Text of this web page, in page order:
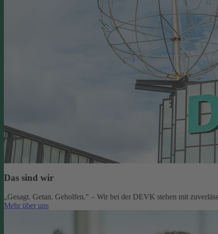
Das sind wir
„Gesagt. Getan. Geholfen." – Wir bei der DEVK stehen mit
Mehr über uns